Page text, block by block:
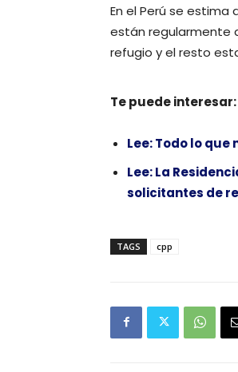
En el Perú se estima
están regularmente
refugio y el resto
Te puede interesar:
Lee: Todo lo que
Lee: La
solicitantes de
TAGS cpp